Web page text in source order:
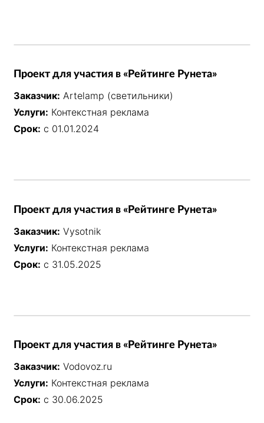
Проект для участия в «Рейтинге Рунета»
Заказчик: Artelamp (светильники)
Услуги: Контекстная реклама
Срок: с 01.01.2024
Проект для участия в «Рейтинге Рунета»
Заказчик: Vysotnik
Услуги: Контекстная реклама
Срок: с 31.05.2025
Проект для участия в «Рейтинге Рунета»
Заказчик: Vodovoz.ru
Услуги: Контекстная реклама
Срок: с 30.06.2025